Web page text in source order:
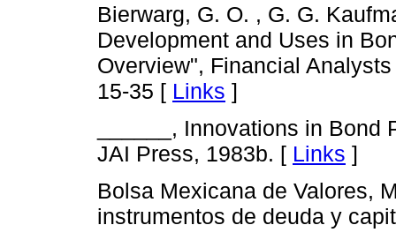
Bierwarg, G. O. , G. G.
Development and Uses in
Overview", Financial
15-35 [ Links ]
______, Innovations in
JAI Press, 1983b. [ Links ]
Bolsa Mexicana de Valores,
instrumentos de deuda y